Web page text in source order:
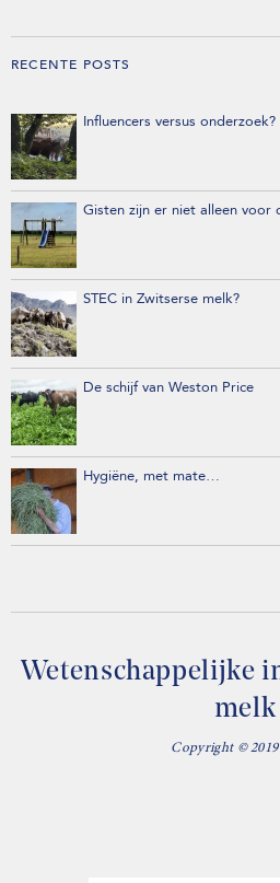
RECENTE POSTS
Influencers versus onderzoek?
Gisten zijn er niet alleen voor
STEC in Zwitserse melk?
De schijf van Weston Price
Hygiëne, met mate…
Wetenschappelijke
melk
Copyright © 2019